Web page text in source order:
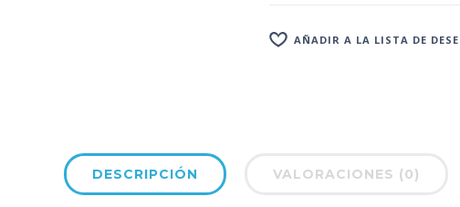
AÑADIR A LA LISTA DE
DESCRIPCIÓN VALORACIONES (0)